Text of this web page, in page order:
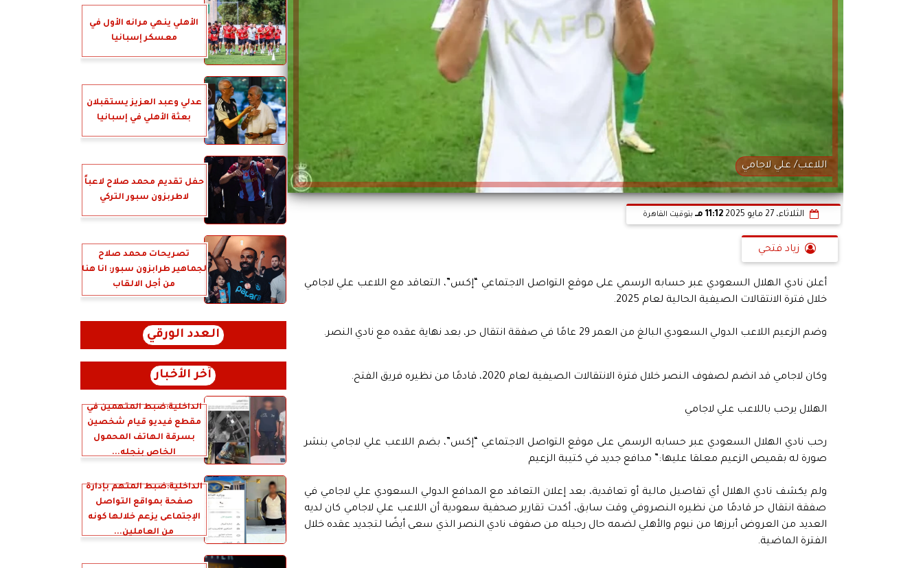
اللاعب/ علي لاجامي
الثلاثاء، 27 مايو 2025 11:12 مـ بتوقيت القاهرة
زياد فتحي
أعلن نادي الهلال السعودي عبر حسابه الرسمي على موقع التواصل الاجتماعي “إكس”، التعاقد مع اللاعب علي لاجامي
خلال فترة الانتقالات الصيفية الحالية لعام 2025.
وضم الزعيم اللاعب الدولي السعودي البالغ من العمر 29 عامًا في صفقة انتقال حر، بعد نهاية عقده مع نادي النصر.
وكان لاجامي قد انضم لصفوف النصر خلال فترة الانتقالات الصيفية لعام 2020، قادمًا من نظيره فريق الفتح.
الهلال يرحب باللاعب علي لاجامي
رحب نادي الهلال السعودي عبر حسابه الرسمي على موقع التواصل الاجتماعي “إكس”، بضم اللاعب علي لاجامي بنشر
صورة له بقميص الزعيم معلقا عليها:” مدافع جديد في كتيبة الزعيم
ولم يكشف نادي الهلال أي تفاصيل مالية أو تعاقدية، بعد إعلان التعاقد مع المدافع الدولي السعودي علي لاجامي في
صفقة انتقال حر قادمًا من نظيره النصروفي وقت سابق، أكدت تقارير صحفية سعودية أن اللاعب علي لاجامي كان لديه
العديد من العروض أبرزها من نيوم والأهلي لضمه حال رحيله من صفوف نادي النصر الذي سعى أيضًا لتجديد عقده خلال
الفترة الماضية.
الأهلي ينهي مرانه الأول في
معسكر إسبانيا
عدلي وعبد العزيز يستقبلان
بعثة الأهلي في إسبانيا
حفل تقديم محمد صلاح لاعباً
لاطربزون سبور التركي
تصريحات محمد صلاح
لجماهير طرابزون سبور: انا هنا
من أجل الالقاب
العدد الورقي
آخر الأخبار
الداخلية:ضبط المتهمين في
مقطع فيديو قيام شخصين
بسرقة الهاتف المحمول
الخاص بنجله...
الداخلية:ضبط المتهم بإدارة
صفحة بمواقع التواصل
الإجتماعى يزعم خلالها كونه
من العاملين...